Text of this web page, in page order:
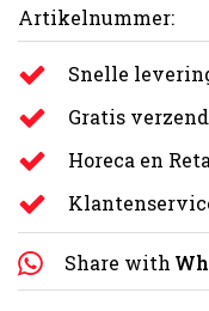
Artikelnummer:
Snelle
Gratis
Horeca en
Share with